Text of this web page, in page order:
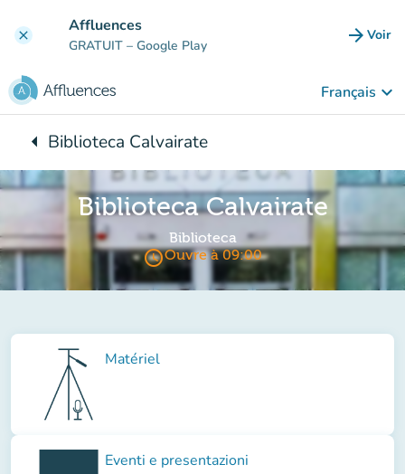
clear Affluences
GRATUIT – Google Play arrow_forward Voir
Français keyboard_arrow_down
arrow_leftRetour à :
Biblioteca Calvairate
Biblioteca Calvairate
Biblioteca
access_timeOuvre à 09:00
Matériel
Eventi e presentazioni